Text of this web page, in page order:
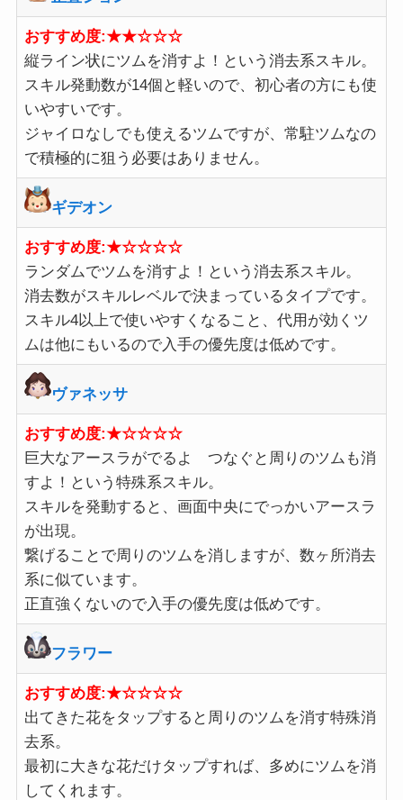
おすすめ度:★★☆☆☆
縦ライン状にツムを消すよ！という消去系スキル。
スキル発動数が14個と軽いので、初心者の方にも使
いやすいです。
ジャイロなしでも使えるツムですが、常駐ツムなの
で積極的に狙う必要はありません。
ギデオン
おすすめ度:★☆☆☆☆
ランダムでツムを消すよ！という消去系スキル。
消去数がスキルレベルで決まっているタイプです。
スキル4以上で使いやすくなること、代用が効くツ
ムは他にもいるので入手の優先度は低めです。
ヴァネッサ
おすすめ度:★☆☆☆☆
巨大なアースラがでるよ つなぐと周りのツムも消
すよ！という特殊系スキル。
スキルを発動すると、画面中央にでっかいアースラ
が出現。
繋げることで周りのツムを消しますが、数ヶ所消去
系に似ています。
正直強くないので入手の優先度は低めです。
フラワー
おすすめ度:★☆☆☆☆
出てきた花をタップすると周りのツムを消す特殊消
去系。
最初に大きな花だけタップすれば、多めにツムを消
してくれます。